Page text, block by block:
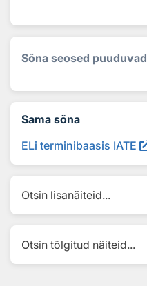
Sõna seosed puuduvad
Sama sõna
ELi terminibaasis IATE
Otsin lisanäiteid...
Otsin tõlgitud näiteid...